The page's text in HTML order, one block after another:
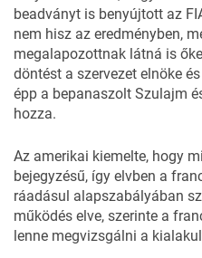
beadványt is benyújtott az
nem hisz az eredményben,
megalapozottnak látná is
döntést a szervezet elnöke
épp a bepanaszolt Szulajm
hozza.
Az amerikai kiemelte, hogy
bejegyzésű, így elvben a
ráadásul alapszabályában
működés elve, szerinte a
lenne megvizsgálni a